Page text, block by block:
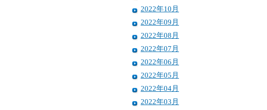
2022年10月
2022年09月
2022年08月
2022年07月
2022年06月
2022年05月
2022年04月
2022年03月